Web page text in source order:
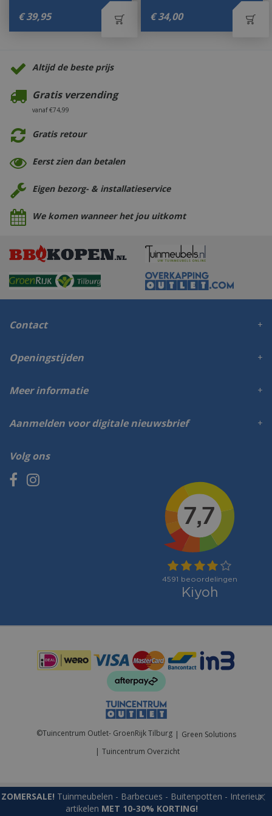
ZOMERSALE! Tuinmeubelen - Barbecues - Buitenpotten - Interieur
artikelen MET 10-30% KORTING!
€ 39,95 € 34,00
Altijd de beste prijs
Gratis verzending
vanaf €74,99
Gratis retour
Eerst zien dan betalen
Eigen bezorg- & installatieservice
We komen wanneer het jou uitkomt
Contact
Volg ons
Openingstijden
Meer informatie
Aanmelden voor digitale nieuwsbrief
©Tuincentrum Outlet- GroenRijk Tilburg
Green Solutions
Tuincentrum Overzicht